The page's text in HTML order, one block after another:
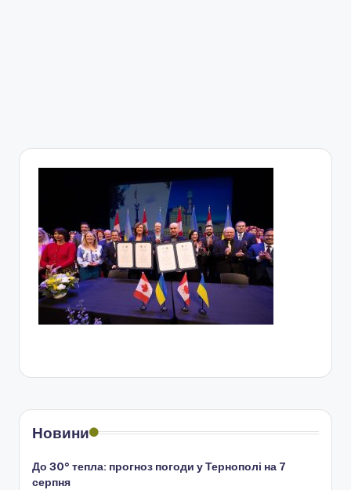
Новини
До 30° тепла: прогноз погоди у Тернополі на 7
серпня